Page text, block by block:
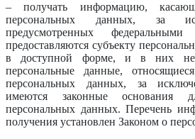
– получать информацию,
персональных данных, за
предусмотренных
предоставляются субъекту
в доступной форме, и в них не
персональные данные,
персональных данных, за
имеются законные основания
персональных данных. Перечень
получения установлен Законом о